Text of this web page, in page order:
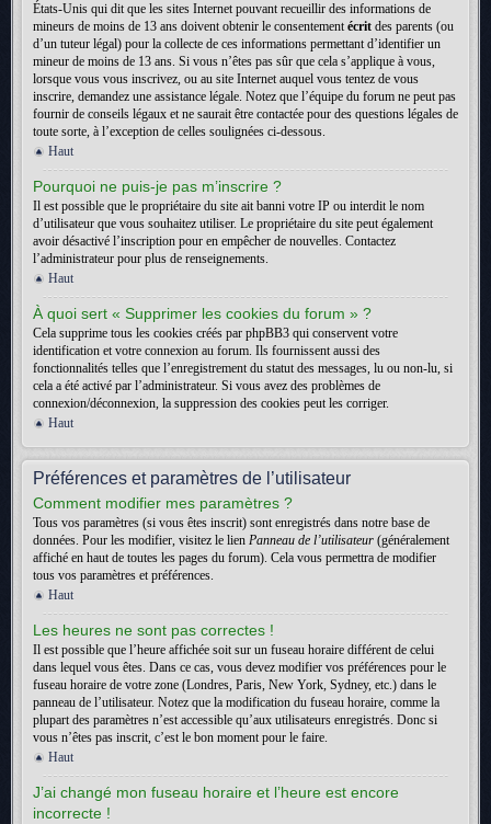
États-Unis qui dit que les sites Internet pouvant recueillir des informations de
mineurs de moins de 13 ans doivent obtenir le consentementécrit des parents (ou
d’un tuteur légal) pour la collecte de ces informations permettant d’identifier un
mineur de moins de 13 ans. Si vous n’êtes pas sûr que cela s’applique à vous,
lorsque vous vous inscrivez, ou au site Internet auquel vous tentez de vous
inscrire, demandez une assistance légale. Notez que l’équipe du forum ne peut pas
fournir de conseils légaux et ne saurait être contactée pour des questions légales de
toute sorte, à l’exception de celles soulignées ci-dessous.
Haut
Pourquoi ne puis-je pas m’inscrire ?
Il est possible que le propriétaire du site ait banni votre IP ou interdit le nom
d’utilisateur que vous souhaitez utiliser. Le propriétaire du site peut également
avoir désactivé l’inscription pour en empêcher de nouvelles. Contactez
l’administrateur pour plus de renseignements.
Haut
À quoi sert « Supprimer les cookies du forum » ?
Cela supprime tous les cookies créés par phpBB3 qui conservent votre
identification et votre connexion au forum. Ils fournissent aussi des
fonctionnalités telles que l’enregistrement du statut des messages, lu ou non-lu, si
cela a été activé par l’administrateur. Si vous avez des problèmes de
connexion/déconnexion, la suppression des cookies peut les corriger.
Haut
Préférences et paramètres de l’utilisateur
Comment modifier mes paramètres ?
Tous vos paramètres (si vous êtes inscrit) sont enregistrés dans notre base de
données. Pour les modifier, visitez le lien Panneau de l’utilisateur (généralement
affiché en haut de toutes les pages du forum). Cela vous permettra de modifier
tous vos paramètres et préférences.
Haut
Les heures ne sont pas correctes !
Il est possible que l’heure affichée soit sur un fuseau horaire différent de celui
dans lequel vous êtes. Dans ce cas, vous devez modifier vos préférences pour le
fuseau horaire de votre zone (Londres, Paris, New York, Sydney, etc.) dans le
panneau de l’utilisateur. Notez que la modification du fuseau horaire, comme la
plupart des paramètres n’est accessible qu’aux utilisateurs enregistrés. Donc si
vous n’êtes pas inscrit, c’est le bon moment pour le faire.
Haut
J’ai changé mon fuseau horaire et l’heure est encore
incorrecte !